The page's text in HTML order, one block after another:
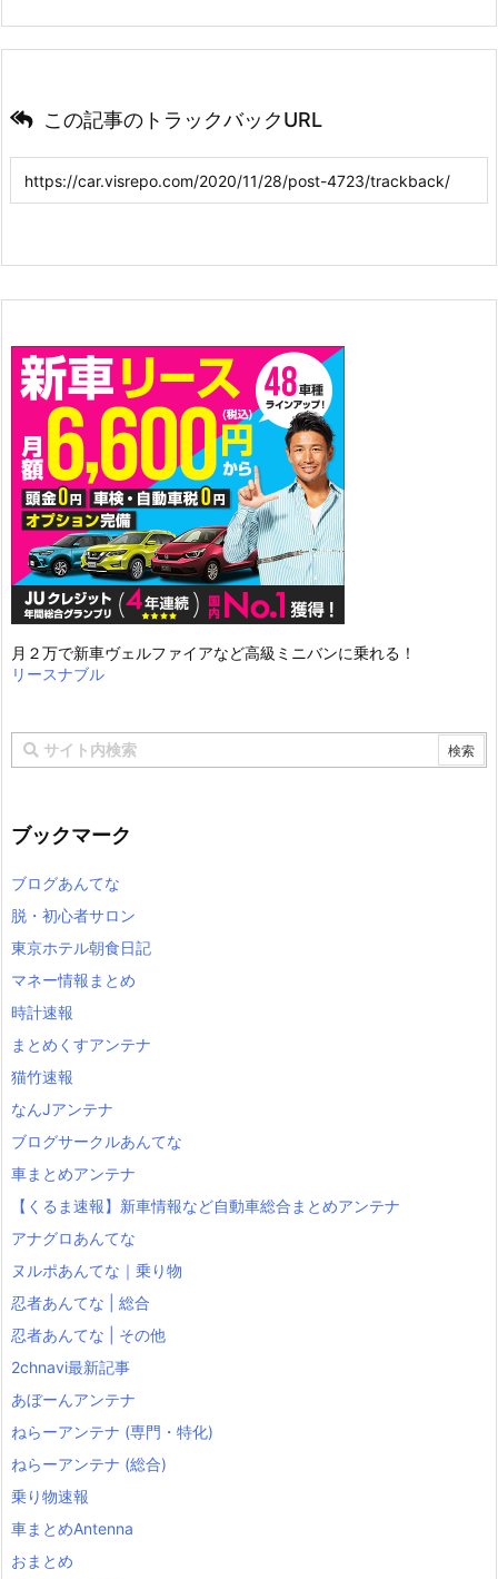
この記事のトラックバックURL
月２万で新車ヴェルファイアなど高級ミニバンに乗れる！
リースナブル
ブックマーク
ブログあんてな
脱・初心者サロン
東京ホテル朝食日記
マネー情報まとめ
時計速報
まとめくすアンテナ
猫竹速報
なんJアンテナ
ブログサークルあんてな
車まとめアンテナ
【くるま速報】新車情報など自動車総合まとめアンテナ
アナグロあんてな
ヌルポあんてな｜乗り物
忍者あんてな | 総合
忍者あんてな | その他
2chnavi最新記事
あぼーんアンテナ
ねらーアンテナ (専門・特化)
ねらーアンテナ (総合)
乗り物速報
車まとめAntenna
おまとめ